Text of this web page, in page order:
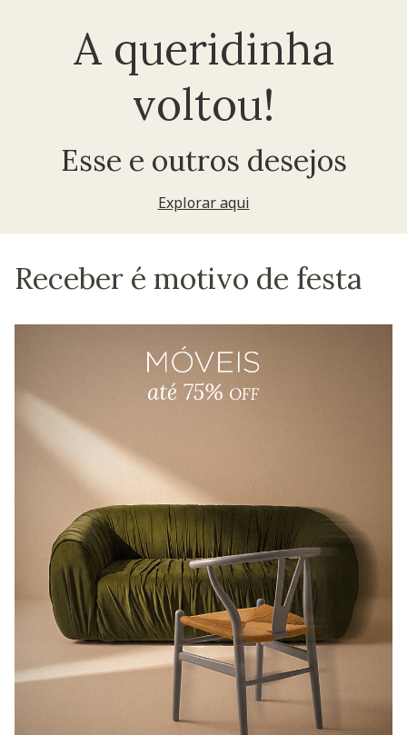
A queridinha
voltou!
Esse e outros desejos
Explorar aqui
Receber é motivo de festa